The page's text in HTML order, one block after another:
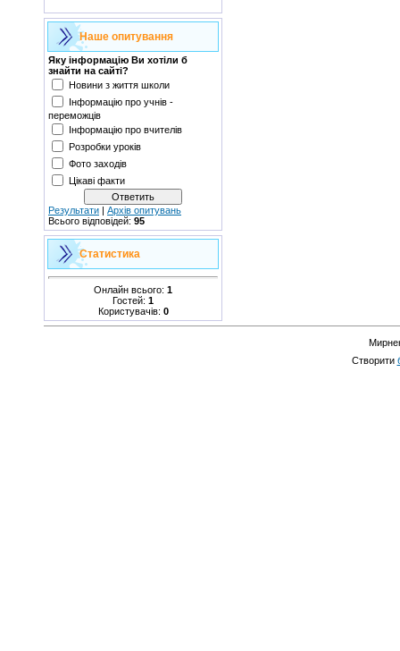
Наше опитування
Яку інформацію Ви хотіли б
знайти на сайті?
Новини з життя школи
Інформацію про учнів -
переможців
Інформацію про вчителів
Розробки уроків
Фото заходів
Цікаві факти
Результати | Архів опитувань
Всього відповідей: 95
Статистика
Онлайн всього: 1
Гостей: 1
Користувачів: 0
Створити